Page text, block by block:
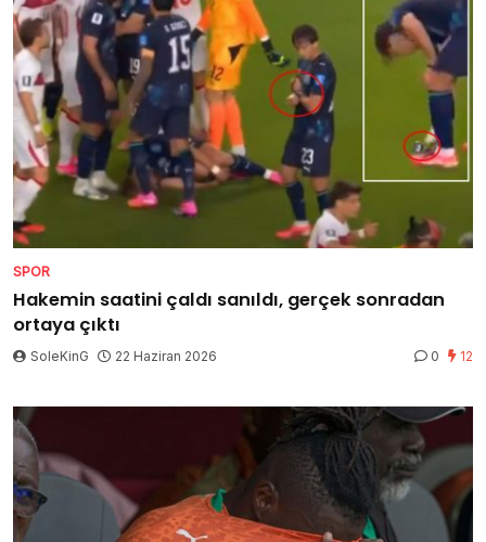
SPOR
Hakemin saatini çaldı sanıldı, gerçek sonradan
ortaya çıktı
SoleKinG 22 Haziran 2026 0 12